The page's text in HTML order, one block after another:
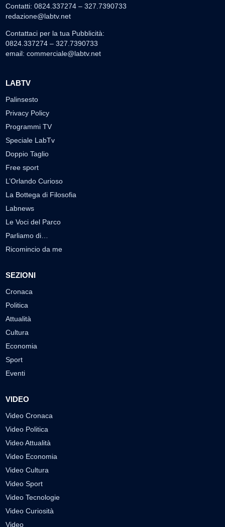
Contatti: 0824.337274 – 327.7390733
redazione@labtv.net
Contattaci per la tua Pubblicità:
0824.337274 – 327.7390733
email: commerciale@labtv.net
LABTV
Palinsesto
Privacy Policy
Programmi TV
Speciale LabTv
Doppio Taglio
Free sport
L’Orlando Curioso
La Bottega di Filosofia
Labnews
Le Voci del Parco
Parliamo di…
Ricomincio da me
SEZIONI
Cronaca
Politica
Attualità
Cultura
Economia
Sport
Eventi
VIDEO
Video Cronaca
Video Politica
Video Attualità
Video Economia
Video Cultura
Video Sport
Video Tecnologie
Video Curiosità
Video